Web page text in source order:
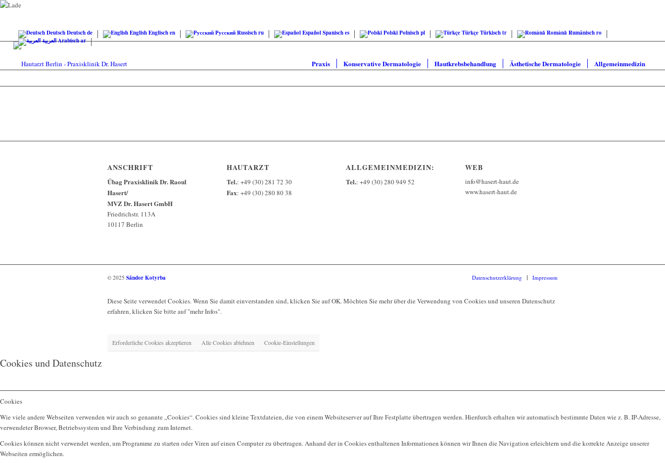
DeutschDeutschde EnglishEnglischen РусскийRussischru EspañolSpanisches PolskiPolnischpl TürkçeTürkischtr RomânăRumänischro
العربيةArabischar
Praxis Konservative Dermatologie Hautkrebsbehandlung Ästhetische Dermatologie Allgemeinmedizin
ANSCHRIFT
Übag Praxisklinik Dr. Raoul
Hasert/
MVZ Dr. Hasert GmbH
Friedrichstr. 113A
10117 Berlin
HAUTARZT
Tel.: +49 (30) 281 72 30
Fax: +49 (30) 280 80 38
ALLGEMEINMEDIZIN:
Tel.: +49 (30) 280 949 52
WEB
info@hasert-haut.de
www.hasert-haut.de
© 2025 Sándor Kotyrba Datenschutzerklärung Impressum
Diese Seite verwendet Cookies. Wenn Sie damit einverstanden sind, klicken Sie auf OK. Möchten Sie mehr über die Verwendung von Cookies und unseren Datenschutz
erfahren, klicken Sie bitte auf "mehr Infos".
Erforderliche Cookies akzeptieren Alle Cookies ablehnen Cookie-Einstellungen
Cookies und Datenschutz
Cookies
Wie viele andere Webseiten verwenden wir auch so genannte „Cookies“. Cookies sind kleine Textdateien, die von einem Websiteserver auf Ihre Festplatte übertragen werden. Hierdurch erhalten wir automatisch bestimmte Daten wie z. B. IP-Adresse,
verwendeter Browser, Betriebssystem und Ihre Verbindung zum Internet.
Cookies können nicht verwendet werden, um Programme zu starten oder Viren auf einen Computer zu übertragen. Anhand der in Cookies enthaltenen Informationen können wir Ihnen die Navigation erleichtern und die korrekte Anzeige unserer
Webseiten ermöglichen.